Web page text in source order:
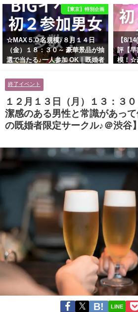
【東京】特別企画
☆MAX５０名規模♪８月１４日
（金）１８：３０～ 豪華景品が抽
選で当たる♪一人参加 OK｜既婚者
に余裕のある健康的なオシャレ男
性と美容好きで優しさのある大人
女性の既婚者限定ビッグパーティ
ー♪＠池袋】
【8/
評【早
模！☆
ティ
終了イベント
１２月１３日（月）１３：３
潔感のある男性と常識があっ
の既婚者限定サークル♪＠渋谷】
LINE